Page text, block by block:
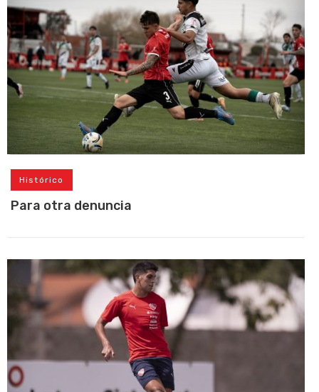
Histórico
Para otra denuncia